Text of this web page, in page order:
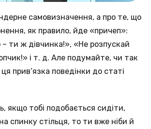
самовизначення, а про те, що
як правило, йде «причеп»:
ти ж дівчинка!», «Не розпускай
і т. д. Але подумайте, чи так
прив’язка поведінки до статі
якщо тобі подобається сидіти,
спинку стільця, то ти вже ніби й